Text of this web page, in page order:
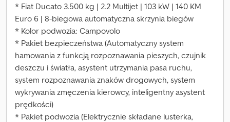
* Fiat Ducato 3.500 kg | 2.2 Multijet | 103 kW | 140 KM
Euro 6 | 8-biegowa automatyczna skrzynia biegów
* Kolor podwozia: Campovolo
* Pakiet bezpieczeństwa (Automatyczny system
hamowania z funkcją rozpoznawania pieszych, czujnik
deszczu i światła, asystent utrzymania pasa ruchu,
system rozpoznawania znaków drogowych, system
wykrywania zmęczenia kierowcy, inteligentny asystent
prędkości)
* Pakiet podwozia (Elektrycznie składane lusterka,